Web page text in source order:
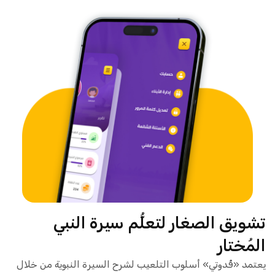
تشويق الصغار لتعلُّم سيرة النبي
المُختار
يعتمد «قُدوتي» أسلوب التلعيب لشرح السيرة النبوية من خلال